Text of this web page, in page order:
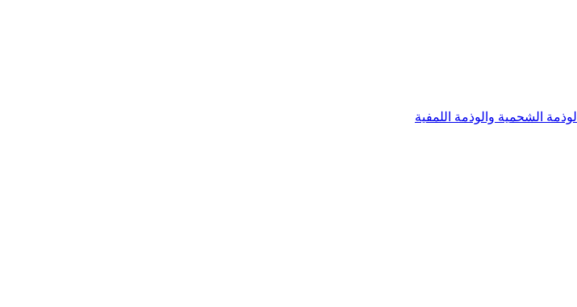
الوذمة الشحمية والوذمة اللمفية